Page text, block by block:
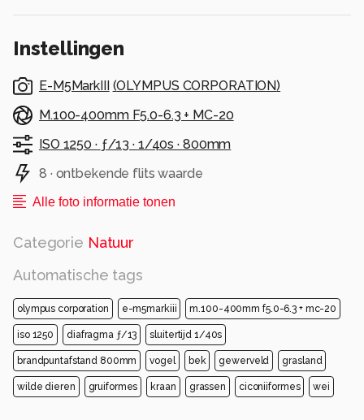
Instellingen
E-M5MarkIII (OLYMPUS CORPORATION)
M.100-400mm F5.0-6.3 + MC-20
ISO 1250 · ƒ/13 · 1/40s · 800mm
8 · ontbekende flits waarde
Alle foto informatie tonen
Categorie Natuur
Automatische tags
olympus corporation e-m5markiii m.100-400mm f5.0-6.3 + mc-20
iso 1250 diafragma ƒ/13 sluitertijd 1/40s
brandpuntafstand 800mm vogel bek gewerveld grasland
wilde dieren gruiformes kraan grassen ciconiiformes wei